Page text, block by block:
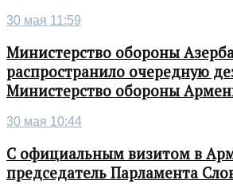
30 мая 11:59
Министерство обороны
распространило очередную
Министерство обороны
30 мая 10:44
С официальным визитом в
председатель Парламента